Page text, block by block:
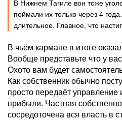
В Нижнем Тагиле вон тоже
поймали их только через 4
длительное. Главное, что
В чьём кармане в итоге
Вообще представьте что у
Охото вам будет
Как собственник обычно
просто передаёт управление
прибыли. Частная
сосредоточена вся власть в